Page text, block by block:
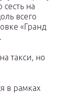
на
всего
«Гранд
такси, но
в рамках